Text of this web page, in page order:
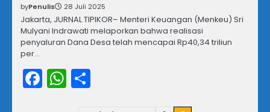
byPenulis 28 Juli 2025
Jakarta, JURNAL TIPIKOR– Menteri Keuangan (Menkeu) Sri
Mulyani Indrawati melaporkan bahwa realisasi
penyaluran Dana Desa telah mencapai Rp40,34 triliun
per…
Facebook
WhatsApp